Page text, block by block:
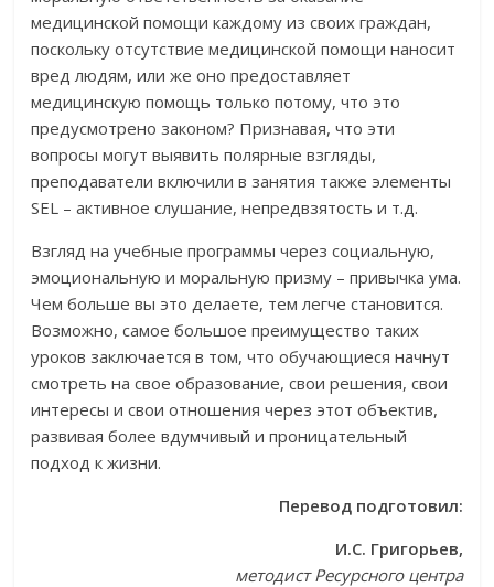
медицинской помощи каждому из своих граждан,
поскольку отсутствие медицинской помощи наносит
вред людям, или же оно предоставляет
медицинскую помощь только потому, что это
предусмотрено законом? Признавая, что эти
вопросы могут выявить полярные взгляды,
преподаватели включили в занятия также элементы
SEL – активное слушание, непредвзятость и т.д.
Взгляд на учебные программы через социальную,
эмоциональную и моральную призму – привычка ума.
Чем больше вы это делаете, тем легче становится.
Возможно, самое большое преимущество таких
уроков заключается в том, что обучающиеся начнут
смотреть на свое образование, свои решения, свои
интересы и свои отношения через этот объектив,
развивая более вдумчивый и проницательный
подход к жизни.
Перевод подготовил:
И.С. Григорьев,
методист Ресурсного центра